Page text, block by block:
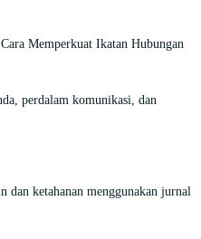
Memperkuat Ikatan Hubungan
perdalam komunikasi, dan
dan ketahanan menggunakan jurnal